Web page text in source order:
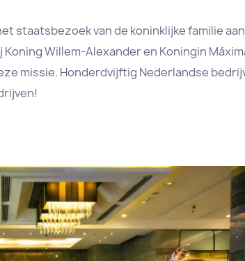
staatsbezoek van de koninklijke familie
Willem-Alexander en Koningin
missie. Honderdvijftig Nederlandse